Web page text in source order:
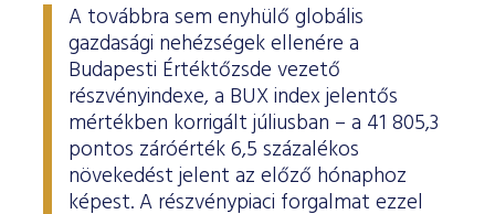
A továbbra sem enyhülő globális
gazdasági nehézségek ellenére a
Budapesti Értéktőzsde vezető
részvényindexe, a BUX index jelentős
mértékben korrigált júliusban – a 41 805,3
pontos záróérték 6,5 százalékos
növekedést jelent az előző hónaphoz
képest. A részvénypiaci forgalmat ezzel